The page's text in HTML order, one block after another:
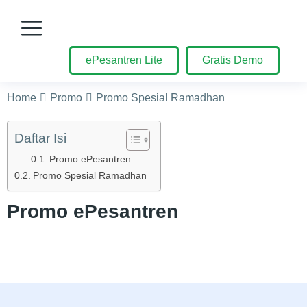
ePesantren Lite Gratis Demo
You are here:
Home Promo Promo Spesial Ramadhan
Daftar Isi
Promo ePesantren
Promo Spesial Ramadhan
Promo ePesantren